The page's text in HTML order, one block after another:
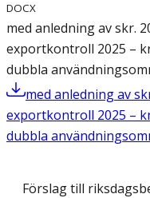
DOCX
med anledning av skr.
exportkontroll 2025 –
dubbla
med anledning av
exportkontroll 2025 –
dubbla
Förslag till